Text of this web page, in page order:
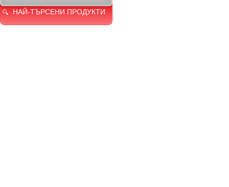
НАЙ-ТЪРСЕНИ ПРОДУКТИ